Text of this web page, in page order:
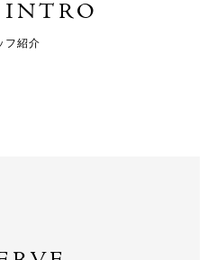
INTRO
フ紹介